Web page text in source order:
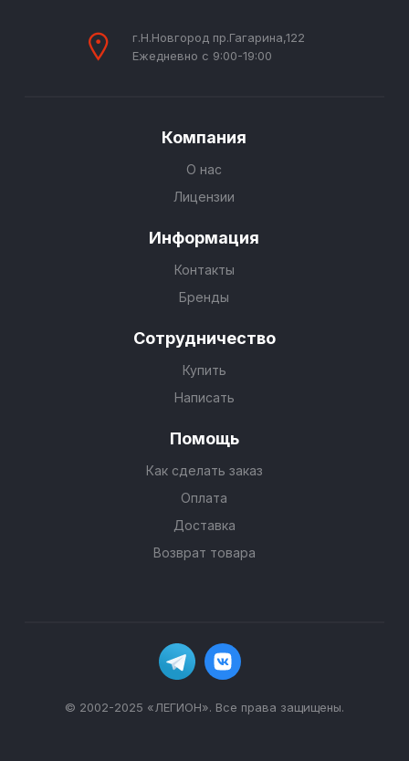
г.Н.Новгород пр.Гагарина,122
Ежедневно с 9:00-19:00
Компания
О нас
Лицензии
Информация
Контакты
Бренды
Сотрудничество
Купить
Написать
Помощь
Как сделать заказ
Оплата
Доставка
Возврат товара
© 2002-2025 «ЛЕГИОН». Все права защищены.